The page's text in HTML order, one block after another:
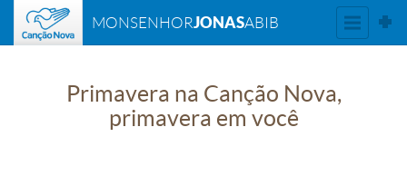
MONSENHORJONASABIB
Primavera na Canção Nova,
primavera em você